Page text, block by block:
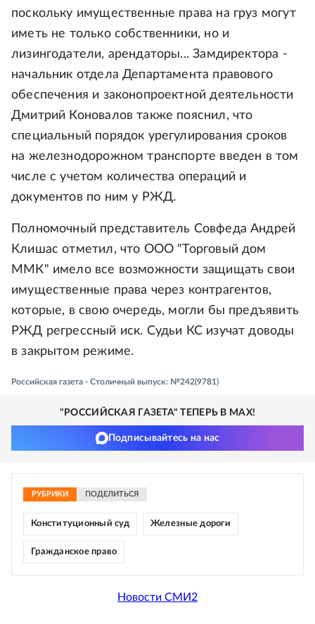
поскольку имущественные права на груз могут
иметь не только собственники, но и
лизингодатели, арендаторы... Замдиректора -
начальник отдела Департамента правового
обеспечения и законопроектной деятельности
Дмитрий Коновалов также пояснил, что
специальный порядок урегулирования сроков
на железнодорожном транспорте введен в том
числе с учетом количества операций и
документов по ним у РЖД.
Полномочный представитель Совфеда Андрей
Клишас отметил, что ООО "Торговый дом
ММК" имело все возможности защищать свои
имущественные права через контрагентов,
которые, в свою очередь, могли бы предъявить
РЖД регрессный иск. Судьи КС изучат доводы
в закрытом режиме.
Российская газета - Столичный выпуск: №242(9781)
"РОССИЙСКАЯ ГАЗЕТА" ТЕПЕРЬ В MAX!
Подписывайтесь на нас
РУБРИКИ ПОДЕЛИТЬСЯ
Конституционный суд Железные дороги
Гражданское право
Новости СМИ2